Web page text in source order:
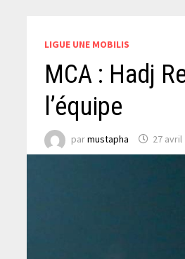
LIGUE UNE MOBILIS
MCA : Hadj
l’équipe
parmustapha 27 avril